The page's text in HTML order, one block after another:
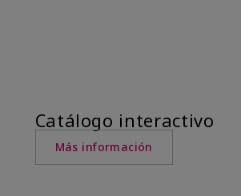
Catálogo interactivo
Más información